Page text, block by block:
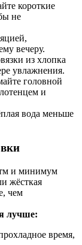
короткие
не
вечеру.
из хлопка
увлажнения.
головной
и
вода меньше
и минимум
жёсткая
чем
лучше:
время,